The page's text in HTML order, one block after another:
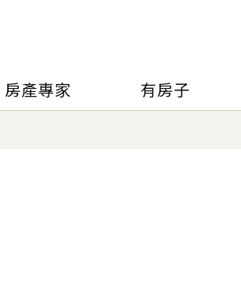
房產專家 有房子